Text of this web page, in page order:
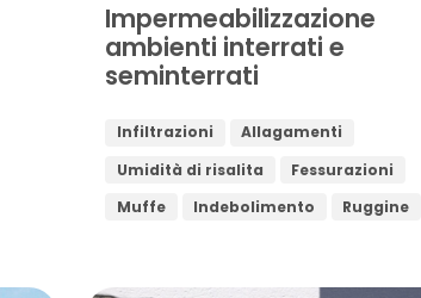
Impermeabilizzazione
ambienti interrati e
seminterrati
Infiltrazioni
Allagamenti
Umidità di risalita
Fessurazioni
Muffe
Indebolimento Ruggine